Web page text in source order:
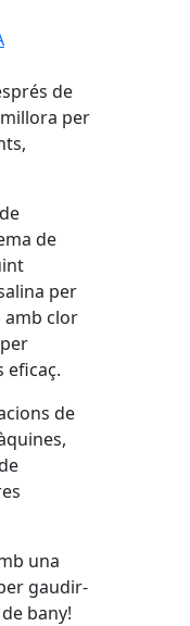
de
per
de
per
amb clor
eficaç.
de
una
gaudir-
bany!